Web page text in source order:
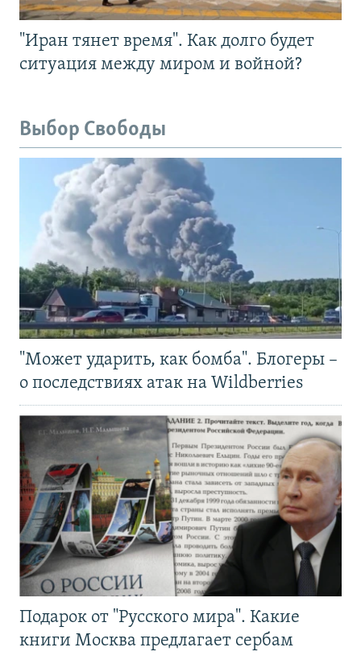
"Иран тянет время". Как долго будет
ситуация между миром и войной?
Выбор Свободы
"Может ударить, как бомба". Блогеры –
о последствиях атак на Wildberries
Подарок от "Русского мира". Какие
книги Москва предлагает сербам